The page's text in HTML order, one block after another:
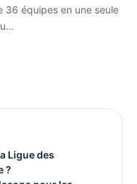
36 équipes en une seule
Ligue des
?